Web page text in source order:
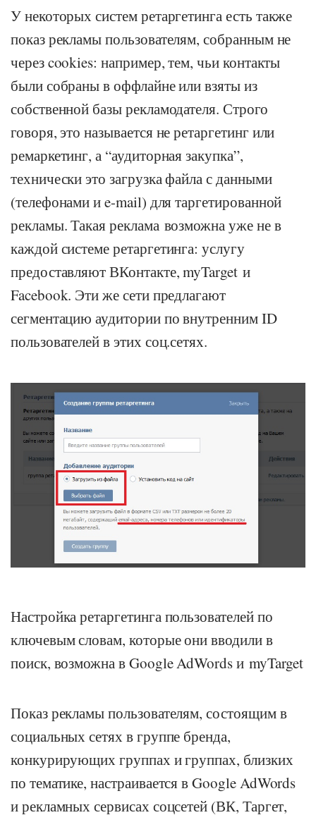
У некоторых систем ретаргетинга есть также
показ рекламы пользователям, собранным не
через cookies: например, тем, чьи контакты
были собраны в оффлайне или взяты из
собственной базы рекламодателя. Строго
говоря, это называется не ретаргетинг или
ремаркетинг, а “аудиторная закупка”,
технически это загрузка файла с данными
(телефонами и e-mail) для таргетированной
рекламы. Такая реклама возможна уже не в
каждой системе ретаргетинга: услугу
предоставляют ВКонтакте, myTarget и
Facebook. Эти же сети предлагают
сегментацию аудитории по внутренним ID
пользователей в этих соц.сетях.
Настройка ретаргетинга пользователей по
ключевым словам, которые они вводили в
поиск, возможна в Google AdWords и myTarget
Показ рекламы пользователям, состоящим в
социальных сетях в группе бренда,
конкурирующих группах и группах, близких
по тематике, настраивается в Google AdWords
и рекламных сервисах соцсетей (ВК, Таргет,